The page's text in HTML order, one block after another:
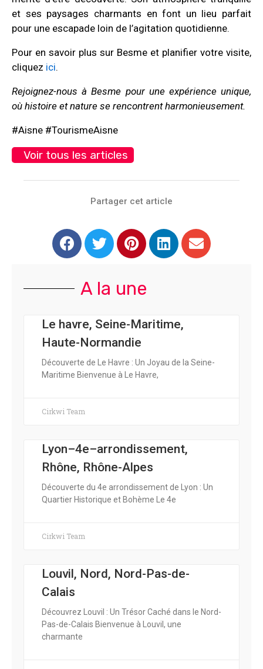
et ses paysages charmants en font un lieu parfait
pour une escapade loin de l’agitation quotidienne.
Pour en savoir plus sur Besme et planifier votre visite,
cliquez ici.
Rejoignez-nous à Besme pour une expérience unique,
où histoire et nature se rencontrent harmonieusement.
#Aisne #TourismeAisne
Voir tous les articles
Partager cet article
A la une
Le havre, Seine-Maritime,
Haute-Normandie
Découverte de Le Havre : Un Joyau de la Seine-
Maritime Bienvenue à Le Havre,
Cirkwi Team
Lyon–4e–arrondissement,
Rhône, Rhône-Alpes
Découverte du 4e arrondissement de Lyon : Un
Quartier Historique et Bohème Le 4e
Cirkwi Team
Louvil, Nord, Nord-Pas-de-
Calais
Découvrez Louvil : Un Trésor Caché dans le Nord-
Pas-de-Calais Bienvenue à Louvil, une
charmante